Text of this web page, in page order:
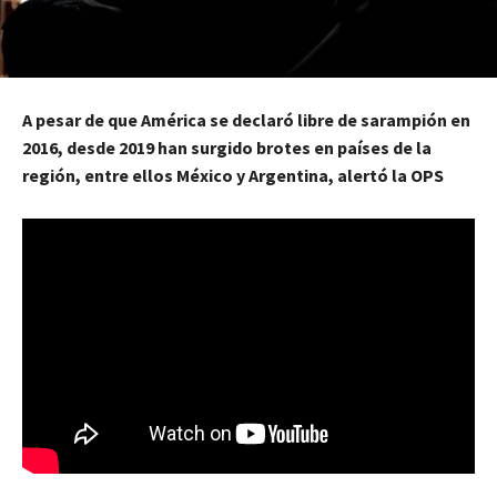
A pesar de que América se declaró libre de sarampión en
2016, desde 2019 han surgido brotes en países de la
región, entre ellos México y Argentina, alertó la OPS